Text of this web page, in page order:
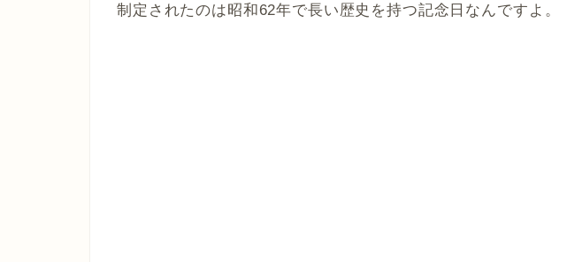
制定されたのは昭和62年で長い歴史を持つ記念日なんですよ。